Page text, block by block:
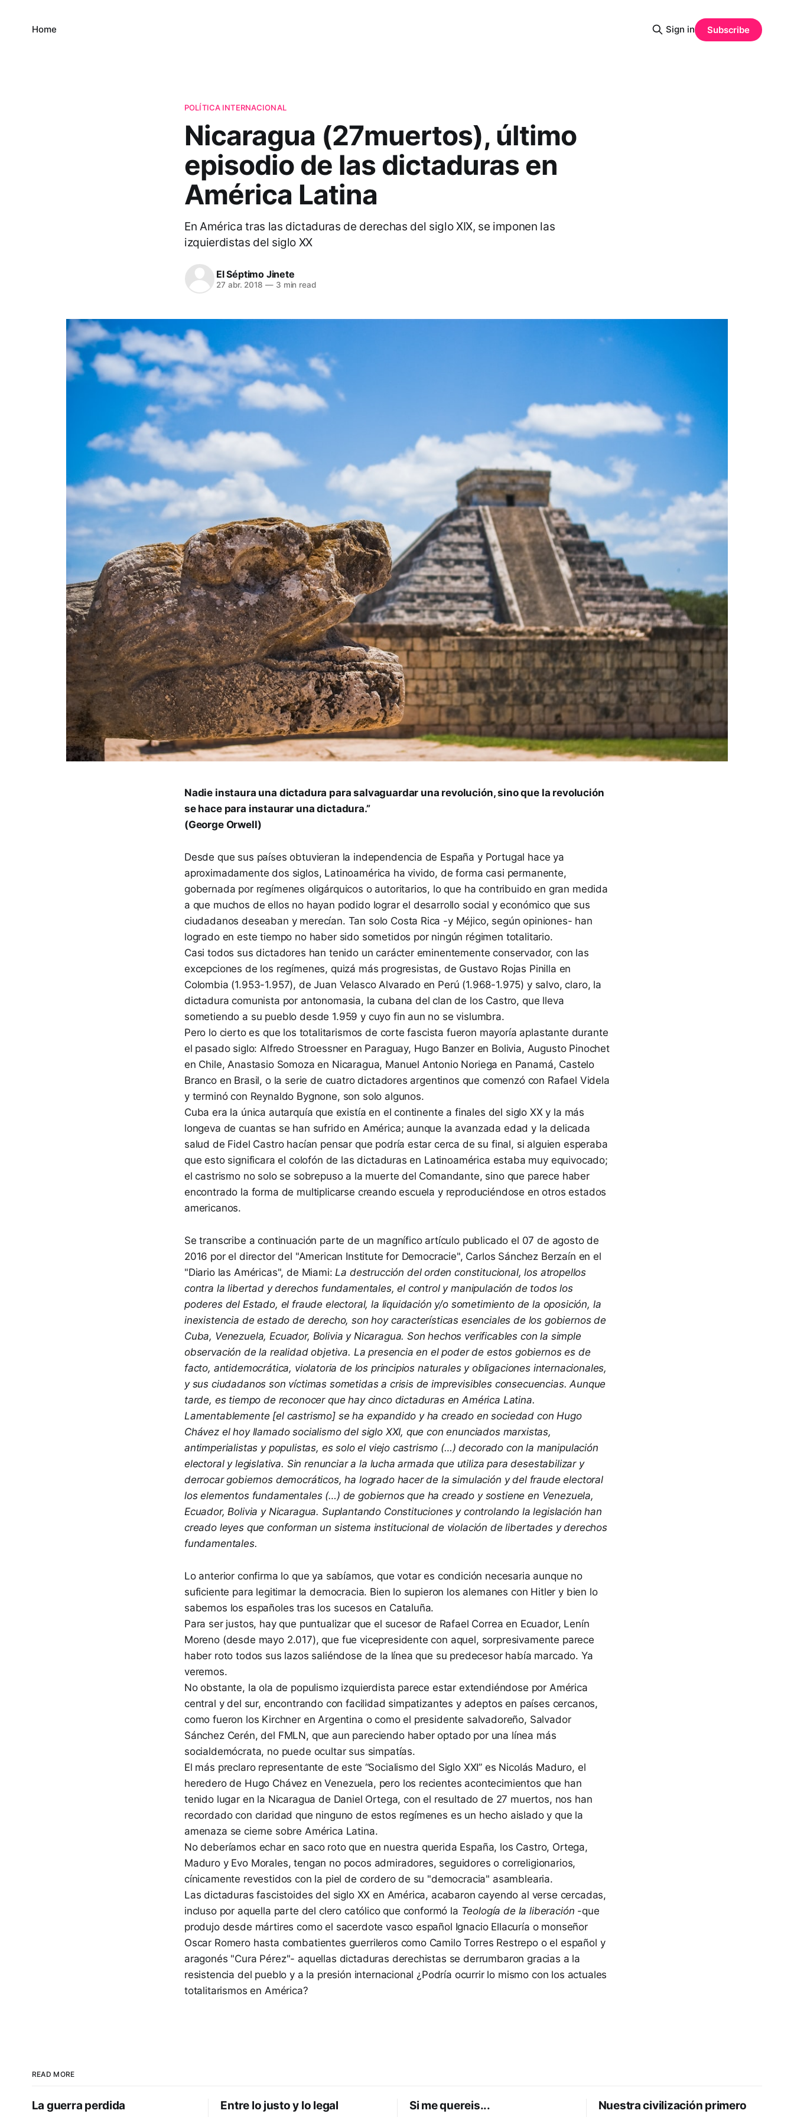
Home Sign in Subscribe
POLÍTICA INTERNACIONAL
Nicaragua (27muertos), último
episodio de las dictaduras en
América Latina
En América tras las dictaduras de derechas del siglo XIX, se imponen las
izquierdistas del siglo XX
El Séptimo Jinete
27 abr. 2018 —3 min read
Nadie instaura una dictadura para salvaguardar una revolución, sino que la revolución
se hace para instaurar una dictadura.”
(George Orwell)
Desde que sus países obtuvieran la independencia de España y Portugal hace ya
aproximadamente dos siglos, Latinoamérica ha vivido, de forma casi permanente,
gobernada por regímenes oligárquicos o autoritarios, lo que ha contribuido en gran medida
a que muchos de ellos no hayan podido lograr el desarrollo social y económico que sus
ciudadanos deseaban y merecían. Tan solo Costa Rica -y Méjico, según opiniones- han
logrado en este tiempo no haber sido sometidos por ningún régimen totalitario.
Casi todos sus dictadores han tenido un carácter eminentemente conservador, con las
excepciones de los regímenes, quizá más progresistas, de Gustavo Rojas Pinilla en
Colombia (1.953-1.957), de Juan Velasco Alvarado en Perú (1.968-1.975) y salvo, claro, la
dictadura comunista por antonomasia, la cubana del clan de los Castro, que lleva
sometiendo a su pueblo desde 1.959 y cuyo fin aun no se vislumbra.
Pero lo cierto es que los totalitarismos de corte fascista fueron mayoría aplastante durante
el pasado siglo: Alfredo Stroessner en Paraguay, Hugo Banzer en Bolivia, Augusto Pinochet
en Chile, Anastasio Somoza en Nicaragua, Manuel Antonio Noriega en Panamá, Castelo
Branco en Brasil, o la serie de cuatro dictadores argentinos que comenzó con Rafael Videla
y terminó con Reynaldo Bygnone, son solo algunos.
Cuba era la única autarquía que existía en el continente a finales del siglo XX y la más
longeva de cuantas se han sufrido en América; aunque la avanzada edad y la delicada
salud de Fidel Castro hacían pensar que podría estar cerca de su final, si alguien esperaba
que esto significara el colofón de las dictaduras en Latinoamérica estaba muy equivocado;
el castrismo no solo se sobrepuso a la muerte del Comandante, sino que parece haber
encontrado la forma de multiplicarse creando escuela y reproduciéndose en otros estados
americanos.
Se transcribe a continuación parte de un magnífico artículo publicado el 07 de agosto de
2016 por el director del "American Institute for Democracie", Carlos Sánchez Berzaín en el
"Diario las Américas", de Miami:La destrucción del orden constitucional, los atropellos
contra la libertad y derechos fundamentales, el control y manipulación de todos los
poderes del Estado, el fraude electoral, la liquidación y/o sometimiento de la oposición, la
inexistencia de estado de derecho, son hoy características esenciales de los gobiernos de
Cuba, Venezuela, Ecuador, Bolivia y Nicaragua. Son hechos verificables con la simple
observación de la realidad objetiva. La presencia en el poder de estos gobiernos es de
facto, antidemocrática, violatoria de los principios naturales y obligaciones internacionales,
y sus ciudadanos son víctimas sometidas a crisis de imprevisibles consecuencias. Aunque
tarde, es tiempo de reconocer que hay cinco dictaduras en América Latina.
Lamentablemente [el castrismo] se ha expandido y ha creado en sociedad con Hugo
Chávez el hoy llamado socialismo del siglo XXI, que con enunciados marxistas,
antimperialistas y populistas, es solo el viejo castrismo (…) decorado con la manipulación
electoral y legislativa. Sin renunciar a la lucha armada que utiliza para desestabilizar y
derrocar gobiernos democráticos, ha logrado hacer de la simulación y del fraude electoral
los elementos fundamentales (…) de gobiernos que ha creado y sostiene en Venezuela,
Ecuador, Bolivia y Nicaragua. Suplantando Constituciones y controlando la legislación han
creado leyes que conforman un sistema institucional de violación de libertades y derechos
fundamentales.
Lo anterior confirma lo que ya sabíamos, que votar es condición necesaria aunque no
suficiente para legitimar la democracia. Bien lo supieron los alemanes con Hitler y bien lo
sabemos los españoles tras los sucesos en Cataluña.
Para ser justos, hay que puntualizar que el sucesor de Rafael Correa en Ecuador, Lenín
Moreno (desde mayo 2.017), que fue vicepresidente con aquel, sorpresivamente parece
haber roto todos sus lazos saliéndose de la línea que su predecesor había marcado. Ya
veremos.
No obstante, la ola de populismo izquierdista parece estar extendiéndose por América
central y del sur, encontrando con facilidad simpatizantes y adeptos en países cercanos,
como fueron los Kirchner en Argentina o como el presidente salvadoreño, Salvador
Sánchez Cerén, del FMLN, que aun pareciendo haber optado por una línea más
socialdemócrata, no puede ocultar sus simpatías.
El más preclaro representante de este “Socialismo del Siglo XXI” es Nicolás Maduro, el
heredero de Hugo Chávez en Venezuela, pero los recientes acontecimientos que han
tenido lugar en la Nicaragua de Daniel Ortega, con el resultado de 27 muertos, nos han
recordado con claridad que ninguno de estos regímenes es un hecho aislado y que la
amenaza se cierne sobre América Latina.
No deberíamos echar en saco roto que en nuestra querida España, los Castro, Ortega,
Maduro y Evo Morales, tengan no pocos admiradores, seguidores o correligionarios,
cínicamente revestidos con la piel de cordero de su "democracia" asamblearia.
Las dictaduras fascistoides del siglo XX en América, acabaron cayendo al verse cercadas,
incluso por aquella parte del clero católico que conformó la Teología de la liberación -que
produjo desde mártires como el sacerdote vasco español Ignacio Ellacuría o monseñor
Oscar Romero hasta combatientes guerrileros como Camilo Torres Restrepo o el español y
aragonés "Cura Pérez"- aquellas dictaduras derechistas se derrumbaron gracias a la
resistencia del pueblo y a la presión internacional ¿Podría ocurrir lo mismo con los actuales
totalitarismos en América?
READ MORE
La guerra perdida Entre lo justo y lo legal Si me quereis... Nuestra civilización primero